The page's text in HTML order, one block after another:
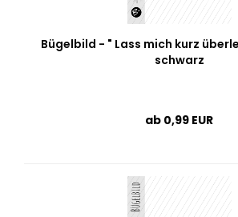
Bügelbild - " Lass mich kurz
schwarz
ab 0,99 EUR